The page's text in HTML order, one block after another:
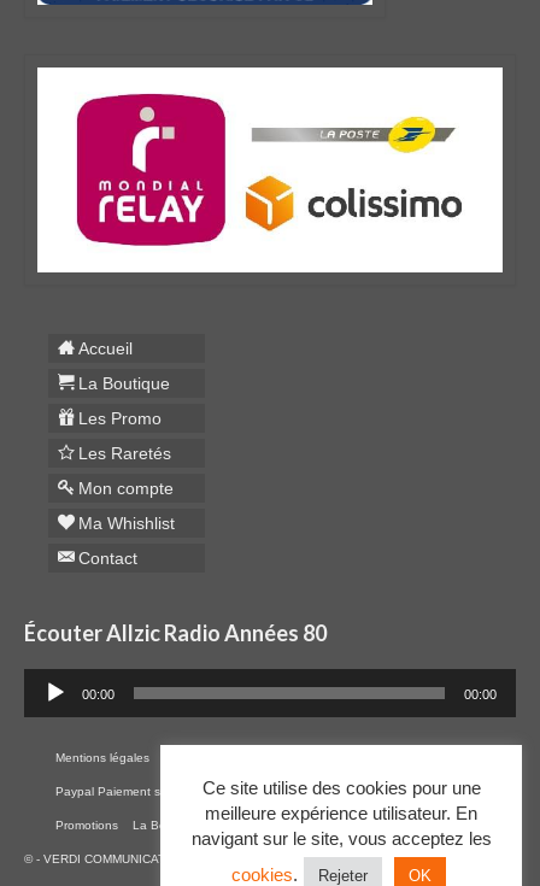
Accueil
La Boutique
Les Promo
Les Raretés
Mon compte
Ma Whishlist
Contact
Écouter Allzic Radio Années 80
Lecteur
audio
00:00 00:00
Mentions légales
Paypal Paiement sécurisé par CB Contact Mon Compte Whishlist Raretés
Promotions La Boutique
© - VERDI COMMUNICATION VERDI FORMATIONS- 2026
Ce site utilise des cookies pour une
meilleure expérience utilisateur. En
navigant sur le site, vous acceptez les
cookies. Rejeter OK